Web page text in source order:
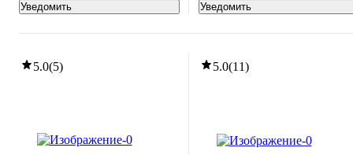
Уведомить Уведомить
5.0(5) 5.0(11)